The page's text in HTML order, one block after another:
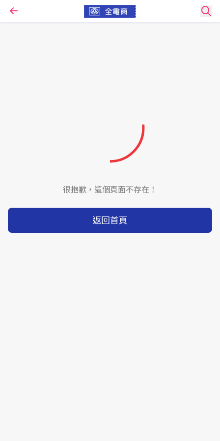
很抱歉，這個頁面不存在！
返回首頁